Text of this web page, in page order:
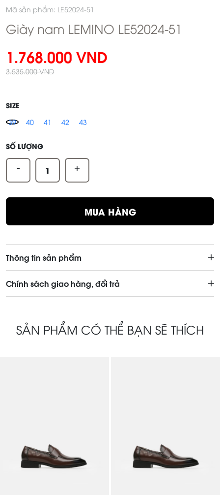
Mã sản phẩm: LE52024-51
Giày nam LEMINO LE52024-51
1.768.000 VND
3.535.000 VND
SIZE
39 40 41 42 43
SỐ LƯỢNG
- +
MUA HÀNG
Thông tin sản phẩm
Chính sách giao hàng, đổi trả
SẢN PHẨM CÓ THỂ BẠN SẼ THÍCH